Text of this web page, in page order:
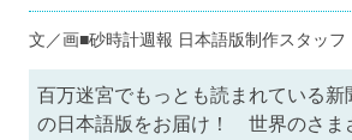
文／画■砂時計週報 日本語版制作スタッフ
百万迷宮でもっとも読まれている新
の日本語版をお届け！ 世界のさま